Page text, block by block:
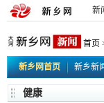
新
首页
新乡网首页 新乡新
行业新闻
健康